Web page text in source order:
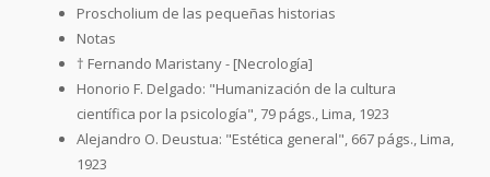
Proscholium de las pequeñas historias
Notas
† Fernando Maristany - [Necrología]
Honorio F. Delgado: "Humanización de la cultura
científica por la psicología", 79 págs., Lima, 1923
Alejandro O. Deustua: "Estética general", 667 págs., Lima,
1923